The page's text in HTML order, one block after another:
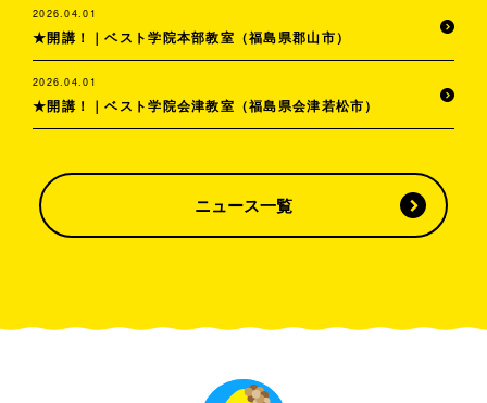
2026.04.01
★開講！｜ベスト学院本部教室（福島県郡山市）
2026.04.01
★開講！｜ベスト学院会津教室（福島県会津若松市）
ニュース一覧